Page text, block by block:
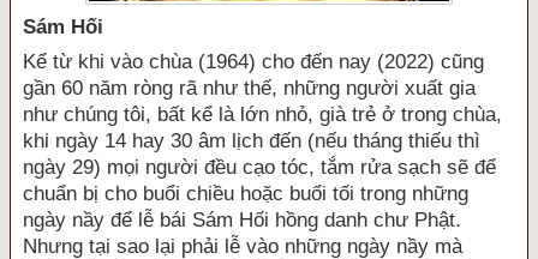
Sám Hối
Kể từ khi vào chùa (1964) cho đến nay (2022) cũng
gần 60 năm ròng rã như thế, những người xuất gia
như chúng tôi, bất kể là lớn nhỏ, già trẻ ở trong chùa,
khi ngày 14 hay 30 âm lịch đến (nếu tháng thiếu thì
ngày 29) mọi người đều cạo tóc, tắm rửa sạch sẽ để
chuẩn bị cho buổi chiều hoặc buổi tối trong những
ngày nầy để lễ bái Sám Hối hồng danh chư Phật.
Nhưng tại sao lại phải lễ vào những ngày nầy mà